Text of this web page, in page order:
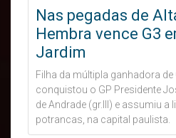
Nas pegadas de
Hembra vence G3
Jardim
Filha da múltipla ganhadora de
conquistou o GP Presidente
de Andrade (gr.III) e assumiu a
potrancas, na capital paulista.